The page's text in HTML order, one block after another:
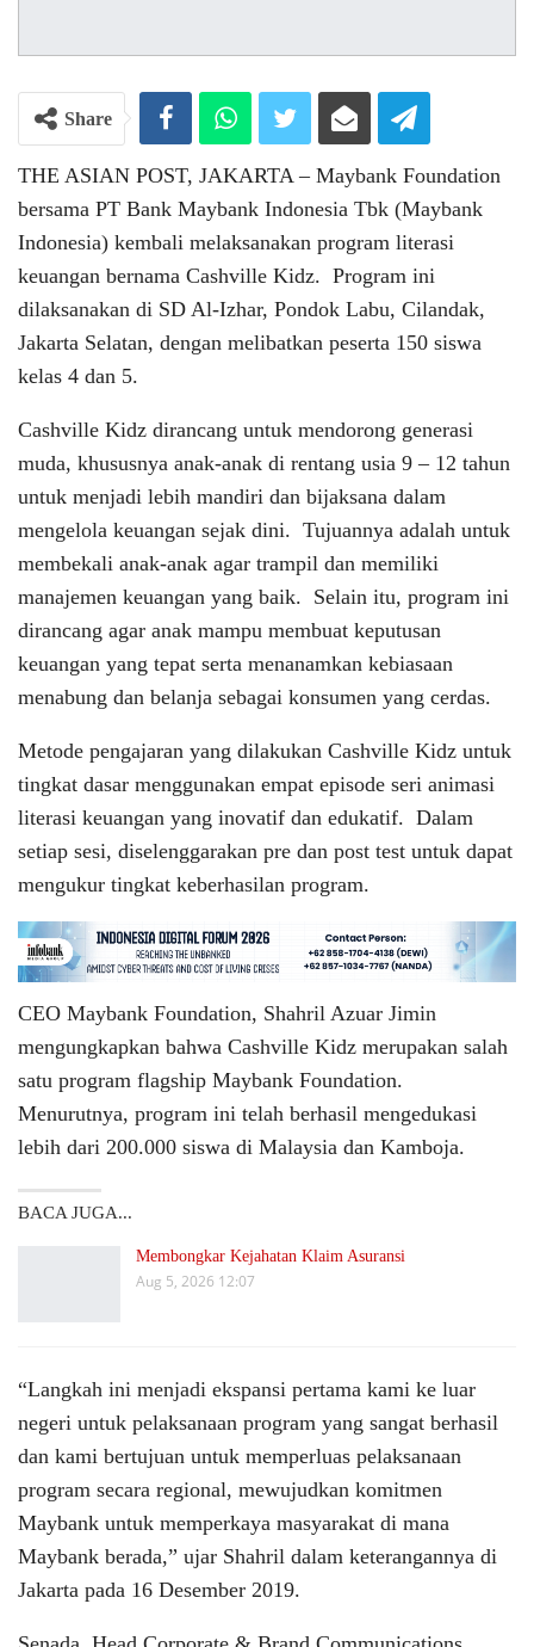
Share
THE ASIAN POST, JAKARTA – Maybank Foundation
bersama PT Bank Maybank Indonesia Tbk (Maybank
Indonesia) kembali melaksanakan program literasi
keuangan bernama Cashville Kidz. Program ini
dilaksanakan di SD Al-Izhar, Pondok Labu, Cilandak,
Jakarta Selatan, dengan melibatkan peserta 150 siswa
kelas 4 dan 5.
Cashville Kidz dirancang untuk mendorong generasi
muda, khususnya anak-anak di rentang usia 9 – 12 tahun
untuk menjadi lebih mandiri dan bijaksana dalam
mengelola keuangan sejak dini. Tujuannya adalah untuk
membekali anak-anak agar trampil dan memiliki
manajemen keuangan yang baik. Selain itu, program ini
dirancang agar anak mampu membuat keputusan
keuangan yang tepat serta menanamkan kebiasaan
menabung dan belanja sebagai konsumen yang cerdas.
Metode pengajaran yang dilakukan Cashville Kidz untuk
tingkat dasar menggunakan empat episode seri animasi
literasi keuangan yang inovatif dan edukatif. Dalam
setiap sesi, diselenggarakan pre dan post test untuk dapat
mengukur tingkat keberhasilan program.
CEO Maybank Foundation, Shahril Azuar Jimin
mengungkapkan bahwa Cashville Kidz merupakan salah
satu program flagship Maybank Foundation.
Menurutnya, program ini telah berhasil mengedukasi
lebih dari 200.000 siswa di Malaysia dan Kamboja.
BACA JUGA...
Membongkar Kejahatan Klaim Asuransi
Aug 5, 2026 12:07
“Langkah ini menjadi ekspansi pertama kami ke luar
negeri untuk pelaksanaan program yang sangat berhasil
dan kami bertujuan untuk memperluas pelaksanaan
program secara regional, mewujudkan komitmen
Maybank untuk memperkaya masyarakat di mana
Maybank berada,” ujar Shahril dalam keterangannya di
Jakarta pada 16 Desember 2019.